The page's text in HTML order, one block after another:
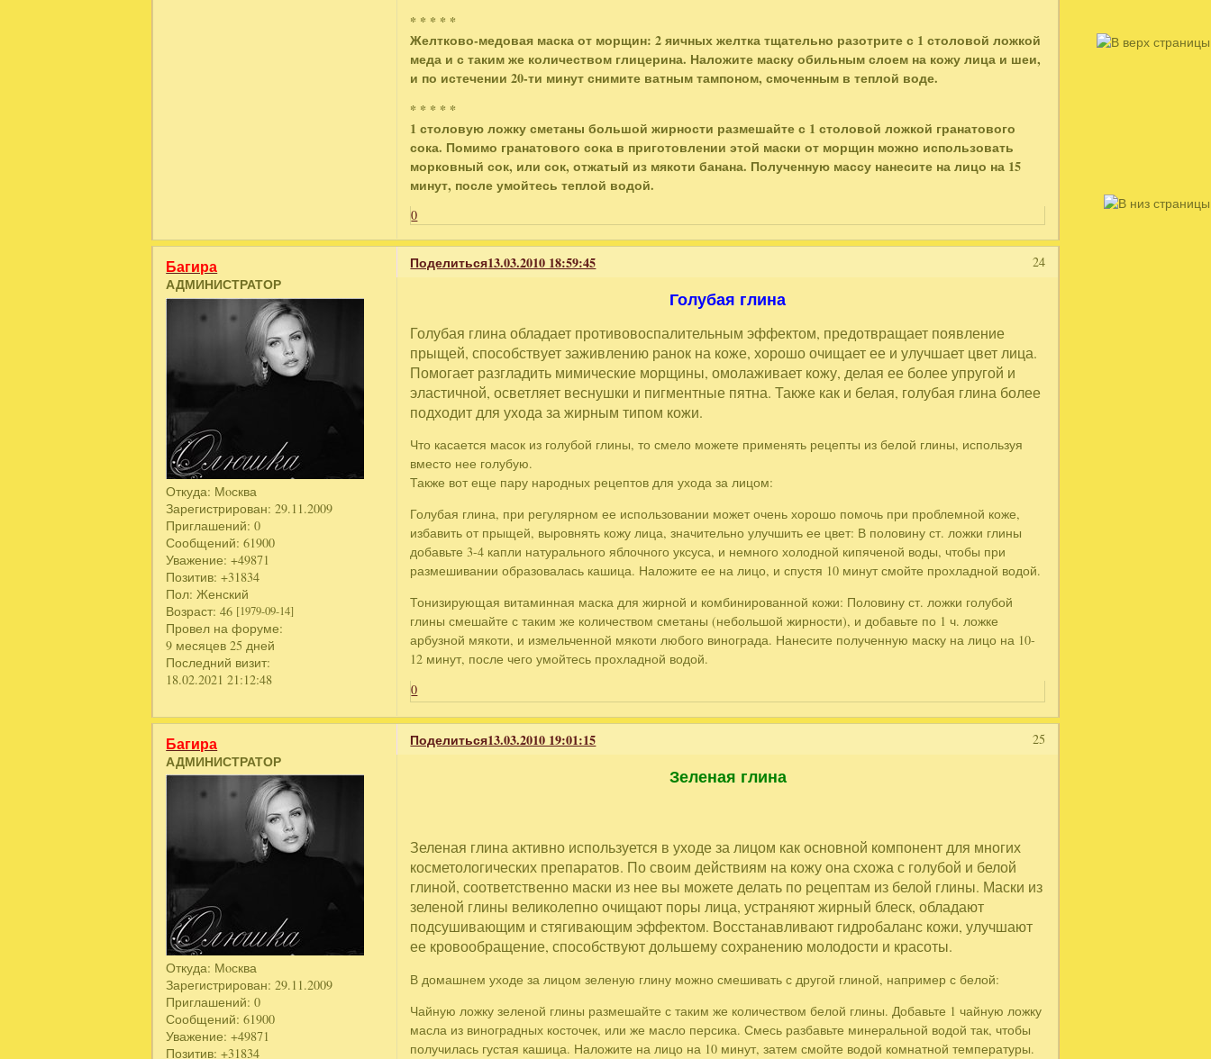
* * * * *
Желтково-медовая маска от морщин: 2 яичных желтка тщательно разотрите с 1 столовой ложкой
меда и с таким же количеством глицерина. Наложите маску обильным слоем на кожу лица и шеи,
и по истечении 20-ти минут снимите ватным тампоном, смоченным в теплой воде.
* * * * *
1 столовую ложку сметаны большой жирности размешайте с 1 столовой ложкой гранатового
сока. Помимо гранатового сока в приготовлении этой маски от морщин можно использовать
морковный сок, или сок, отжатый из мякоти банана. Полученную массу нанесите на лицо на 15
минут, после умойтесь теплой водой.
0
Поделиться 24
13.03.2010 18:59:45
Багира
АДМИНИСТРАТОР
Откуда: Мoсква
Зарегистрирован: 29.11.2009
Приглашений: 0
Сообщений: 61900
Уважение: +49871
Позитив: +31834
Пол: Женский
Возраст: 46 [1979-09-14]
Провел на форуме:
9 месяцев 25 дней
Последний визит:
18.02.2021 21:12:48
Голубая глина
Голубая глина обладает противовоспалительным эффектом, предотвращает появление
прыщей, способствует заживлению ранок на коже, хорошо очищает ее и улучшает цвет лица.
Помогает разгладить мимические морщины, омолаживает кожу, делая ее более упругой и
эластичной, осветляет веснушки и пигментные пятна. Также как и белая, голубая глина более
подходит для ухода за жирным типом кожи.
Что касается масок из голубой глины, то смело можете применять рецепты из белой глины, используя
вместо нее голубую.
Также вот еще пару народных рецептов для ухода за лицом:
Голубая глина, при регулярном ее использовании может очень хорошо помочь при проблемной коже,
избавить от прыщей, выровнять кожу лица, значительно улучшить ее цвет: В половину ст. ложки глины
добавьте 3-4 капли натурального яблочного уксуса, и немного холодной кипяченой воды, чтобы при
размешивании образовалась кашица. Наложите ее на лицо, и спустя 10 минут смойте прохладной водой.
Тонизирующая витаминная маска для жирной и комбинированной кожи: Половину ст. ложки голубой
глины смешайте с таким же количеством сметаны (небольшой жирности), и добавьте по 1 ч. ложке
арбузной мякоти, и измельченной мякоти любого винограда. Нанесите полученную маску на лицо на 10-
12 минут, после чего умойтесь прохладной водой.
0
Поделиться 25
13.03.2010 19:01:15
Багира
АДМИНИСТРАТОР
Откуда: Мoсква
Зарегистрирован: 29.11.2009
Приглашений: 0
Сообщений: 61900
Уважение: +49871
Позитив: +31834
Зеленая глина
Зеленая глина активно используется в уходе за лицом как основной компонент для многих
косметологических препаратов. По своим действиям на кожу она схожа с голубой и белой
глиной, соответственно маски из нее вы можете делать по рецептам из белой глины. Маски из
зеленой глины великолепно очищают поры лица, устраняют жирный блеск, обладают
подсушивающим и стягивающим эффектом. Восстанавливают гидробаланс кожи, улучшают
ее кровообращение, способствуют дольшему сохранению молодости и красоты.
В домашнем уходе за лицом зеленую глину можно смешивать с другой глиной, например с белой:
Чайную ложку зеленой глины размешайте с таким же количеством белой глины. Добавьте 1 чайную ложку
масла из виноградных косточек, или же масло персика. Смесь разбавьте минеральной водой так, чтобы
получилась густая кашица. Наложите на лицо на 10 минут, затем смойте водой комнатной температуры.